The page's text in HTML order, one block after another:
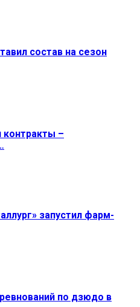
состав на сезон
контракты –
запустил фарм-
по дзюдо в